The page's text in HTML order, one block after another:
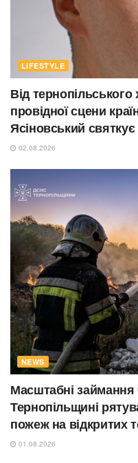
LIFESTYLE
Від
провідної сцени
Ясіновський
02.08.2026
NEWS
Масштабні займання
Тернопільщині
пожеж на відкритих
01.08.2026